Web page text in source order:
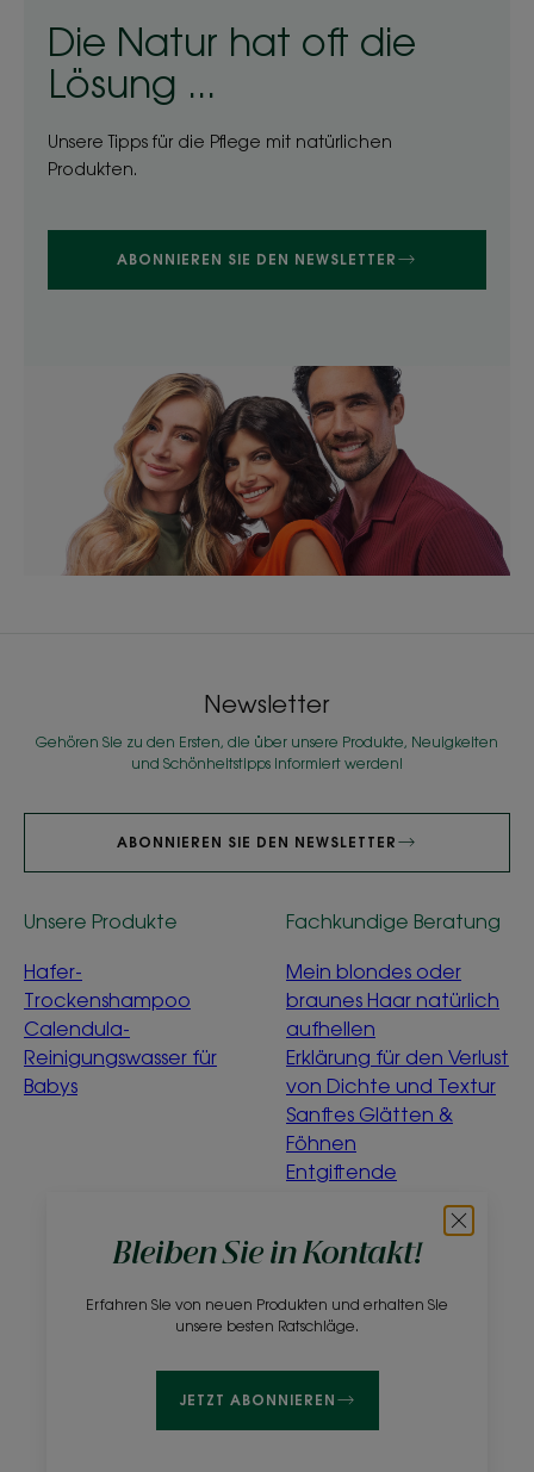
Die Natur hat oft die
Lösung ...
Unsere Tipps für die Pflege mit natürlichen
Produkten.
ABONNIEREN SIE DEN NEWSLETTER
Bleiben Sie in Kontakt!
Erfahren Sie von neuen Produkten und erhalten Sie
unsere besten Ratschläge.
JETZT ABONNIEREN
Newsletter
Gehören Sie zu den Ersten, die über unsere Produkte, Neuigkeiten
und Schönheitstipps informiert werden!
ABONNIEREN SIE DEN NEWSLETTER
Unsere Produkte
Hafer-
Trockenshampoo
Calendula-
Reinigungswasser für
Babys
Fachkundige Beratung
Mein blondes oder
braunes Haar natürlich
aufhellen
Erklärung für den Verlust
von Dichte und Textur
Sanftes Glätten &
Föhnen
Entgiftende
„ökologisch“?
Über uns
Häufig gestellte FragenKontakt